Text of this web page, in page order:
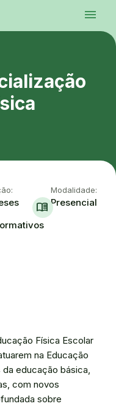
menu
menu_book
Modalidade:
Presencial
Física Escolar
na Educação
educação básica,
com novos
sobre